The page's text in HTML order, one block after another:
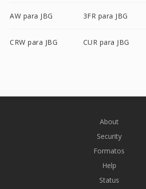
AW para JBG 3FR para JBG
CRW para JBG CUR para JBG
About
Security
Formatos
Help
Status